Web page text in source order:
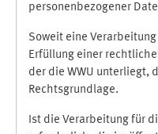
personenbezogener
Soweit eine
Erfüllung einer
der die WWU unterliegt,
Rechtsgrundlage.
Ist die Verarbeitung für